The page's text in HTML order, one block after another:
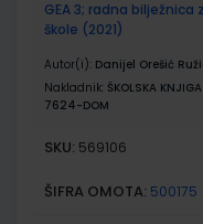
GEA 3; radna
škole (2021)
Autor(i): Danijel Orešić
Nakladnik: ŠKOLSKA
7624-DOM
SKU: 569106
ŠIFRA OMOTA: 500175